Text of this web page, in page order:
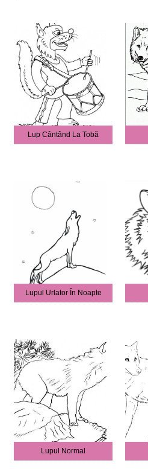
Lup Cântând La Tobă
Lupul Urlator În Noapte
Lupul Normal